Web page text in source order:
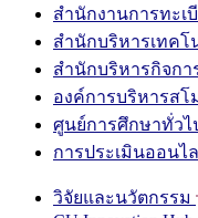
สำนักงานการทะเ
สำนักบริหารเทคโ
สำนักบริหารกิจกา
องค์การบริหารสโ
ศูนย์การศึกษาทั่วไ
การประเมินออนไ
วิจัยและนวัตกรรม